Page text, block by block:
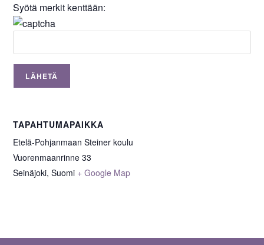
Syötä merkit kenttään:
TAPAHTUMAPAIKKA
Etelä-Pohjanmaan Steiner koulu
Vuorenmaanrinne 33
Seinäjoki, Suomi + Google Map